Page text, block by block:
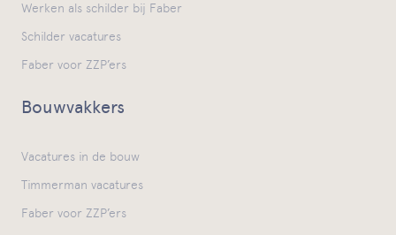
Werken als schilder bij Faber
Schilder vacatures
Faber voor ZZP’ers
Bouwvakkers
Vacatures in de bouw
Timmerman vacatures
Faber voor ZZP’ers